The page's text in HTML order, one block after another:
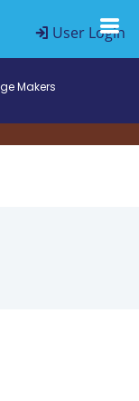
User Login
Makers